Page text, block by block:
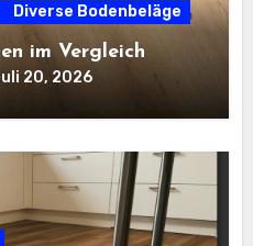
Diverse Bodenbeläge
im Vergleich
20, 2026